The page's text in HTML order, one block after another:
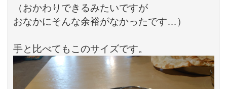
（おかわりできるみたいですが
おなかにそんな余裕がなかったです…）